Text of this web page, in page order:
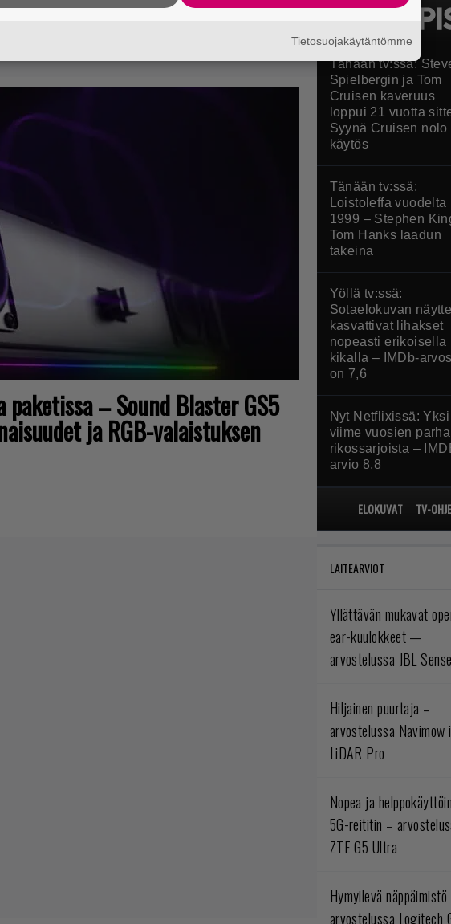
– Sound Blaster GS5
ja RGB-valaistuksen
Tänään tv:ssä:
Spielbergin ja Tom
Cruisen kaveruus
loppui 21 vuotta
Syynä Cruisen nolo
käytös
Tänään tv:ssä:
Loistoleffa vuodelta
1999 – Stephen
Tom Hanks laadun
takeina
Yöllä tv:ssä:
Sotaelokuvan
kasvattivat lihakset
nopeasti erikoisella
kikalla – IMDb-
on 7,6
Nyt Netflixissä: Yksi
viime vuosien
rikossarjoista –
arvio 8,8
ELOKUVAT TV-
LAITEARVIOT
Yllättävän mukavat
ear-kuulokkeet —
arvostelussa JBL
Hiljainen puurtaja –
arvostelussa Navimow
LiDAR Pro
Nopea ja
5G-reititin –
ZTE G5 Ultra
Hymyilevä
arvostelussa Logitech
Tietosuojakäytäntömme